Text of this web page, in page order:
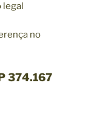
legal
no
374.167